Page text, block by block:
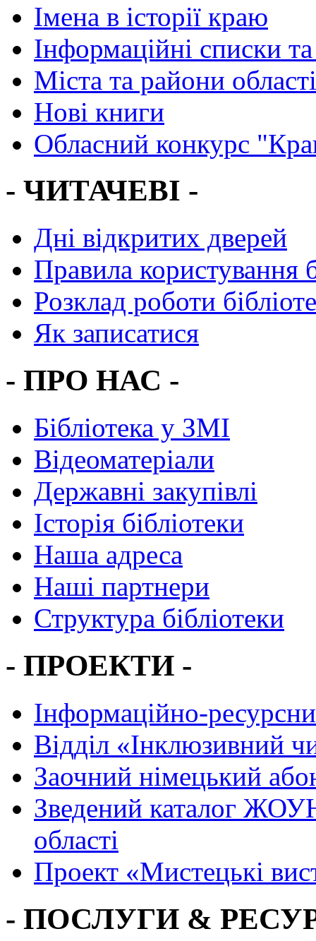
Імена в історії краю
Інформаційні списки
Міста та райони області
Нові книги
Обласний конкурс
- ЧИТАЧЕВІ -
Дні відкритих дверей
Правила користування
Розклад роботи
Як записатися
- ПРО НАС -
Бібліотека у ЗМІ
Відеоматеріали
Державні закупівлі
Історія бібліотеки
Наша адреса
Наші партнери
Структура бібліотеки
- ПРОЕКТИ -
Інформаційно-
Вiддiл «Інклюзивний
Заочний німецький
Зведений каталог
області
Проект «Мистецькі
- ПОСЛУГИ &